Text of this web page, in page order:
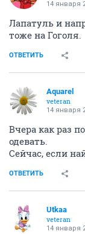
14 января
Лапатуль и
тоже на Гоголя.
ОТВЕТИТЬ
Аquаrеl
veteran
14 января
Вчера как раз
одевать.
Сейчас, если
ОТВЕТИТЬ
Utkaa
veteran
14 января